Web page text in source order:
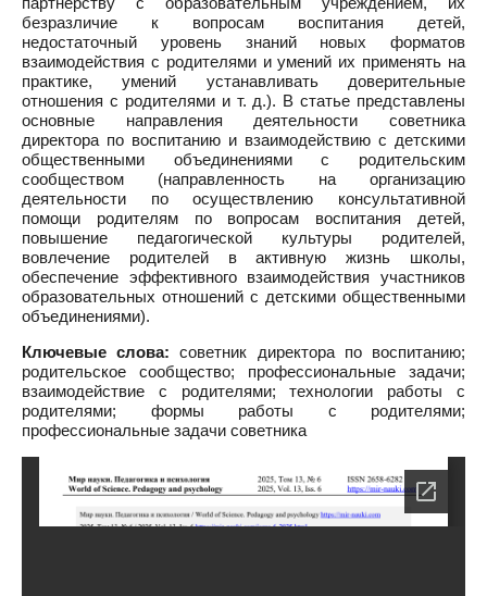
безразличие к вопросам воспитания детей,
недостаточный уровень знаний новых форматов
взаимодействия с родителями и умений их применять на
практике, умений устанавливать доверительные
отношения с родителями и т. д.). В статье представлены
основные направления деятельности советника
директора по воспитанию и взаимодействию с детскими
общественными объединениями с родительским
сообществом (направленность на организацию
деятельности по осуществлению консультативной
помощи родителям по вопросам воспитания детей,
повышение педагогической культуры родителей,
вовлечение родителей в активную жизнь школы,
обеспечение эффективного взаимодействия участников
образовательных отношений с детскими общественными
объединениями).
Ключевые слова: советник директора по воспитанию;
родительское сообщество; профессиональные задачи;
взаимодействие с родителями; технологии работы с
родителями; формы работы с родителями;
профессиональные задачи советника